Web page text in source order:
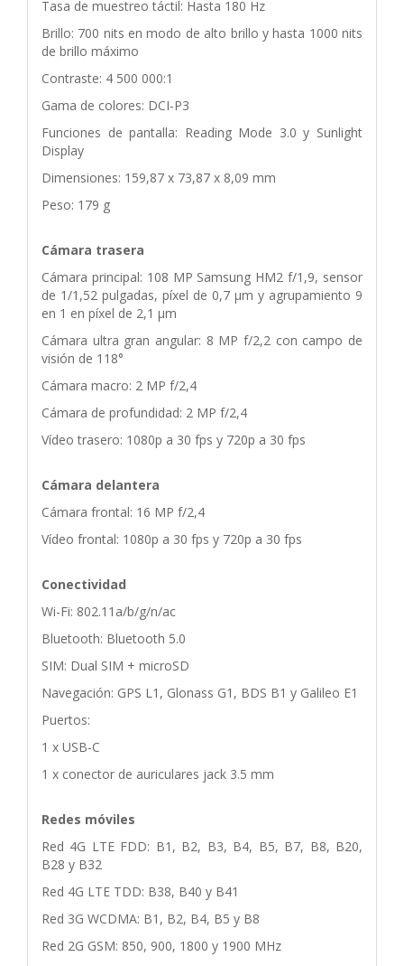
Tasa de muestreo táctil: Hasta 180 Hz
Brillo: 700 nits en modo de alto brillo y hasta 1000 nits
de brillo máximo
Contraste: 4 500 000:1
Gama de colores: DCI-P3
Funciones de pantalla: Reading Mode 3.0 y Sunlight
Display
Dimensiones: 159,87 x 73,87 x 8,09 mm
Peso: 179 g
Cámara trasera
Cámara principal: 108 MP Samsung HM2 f/1,9, sensor
de 1/1,52 pulgadas, píxel de 0,7 μm y agrupamiento 9
en 1 en píxel de 2,1 μm
Cámara ultra gran angular: 8 MP f/2,2 con campo de
visión de 118°
Cámara macro: 2 MP f/2,4
Cámara de profundidad: 2 MP f/2,4
Vídeo trasero: 1080p a 30 fps y 720p a 30 fps
Cámara delantera
Cámara frontal: 16 MP f/2,4
Vídeo frontal: 1080p a 30 fps y 720p a 30 fps
Conectividad
Wi-Fi: 802.11a/b/g/n/ac
Bluetooth: Bluetooth 5.0
SIM: Dual SIM + microSD
Navegación: GPS L1, Glonass G1, BDS B1 y Galileo E1
Puertos:
1 x USB-C
1 x conector de auriculares jack 3.5 mm
Redes móviles
Red 4G LTE FDD: B1, B2, B3, B4, B5, B7, B8, B20,
B28 y B32
Red 4G LTE TDD: B38, B40 y B41
Red 3G WCDMA: B1, B2, B4, B5 y B8
Red 2G GSM: 850, 900, 1800 y 1900 MHz